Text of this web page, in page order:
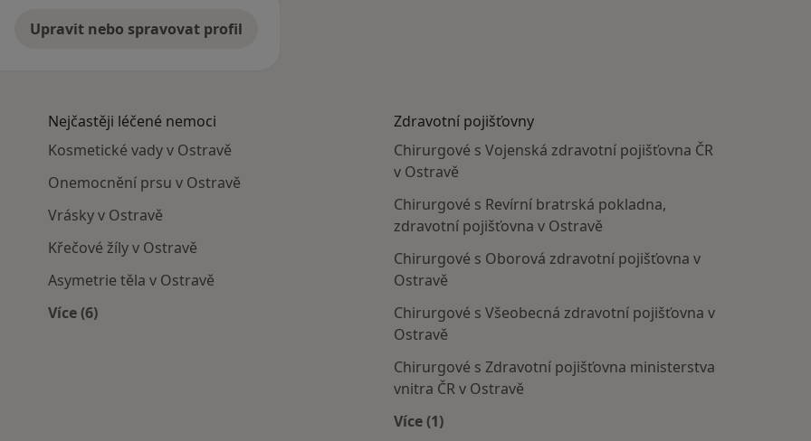
Upravit nebo spravovat profil
Nejčastěji léčené nemoci
Kosmetické vady v Ostravě
Onemocnění prsu v Ostravě
Vrásky v Ostravě
Křečové žíly v Ostravě
Asymetrie těla v Ostravě
Více (6)
Zdravotní pojišťovny
Chirurgové s Vojenská zdravotní pojišťovna ČR
v Ostravě
Chirurgové s Revírní bratrská pokladna,
zdravotní pojišťovna v Ostravě
Chirurgové s Oborová zdravotní pojišťovna v
Ostravě
Chirurgové s Všeobecná zdravotní pojišťovna v
Ostravě
Chirurgové s Zdravotní pojišťovna ministerstva
vnitra ČR v Ostravě
Více (1)